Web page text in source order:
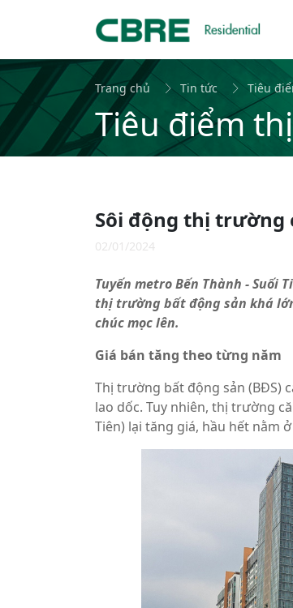
Trang chủ Tin tức Tiêu
Tiêu điểm
Sôi động thị trường
02/01/2024
Tuyến metro Bến Thành - Suối
thị trường bất động sản khá
chúc mọc lên.
Giá bán tăng theo từng năm
Thị trường bất động sản (BĐS)
lao dốc. Tuy nhiên, thị trường
Tiên) lại tăng giá, hầu hết nằm